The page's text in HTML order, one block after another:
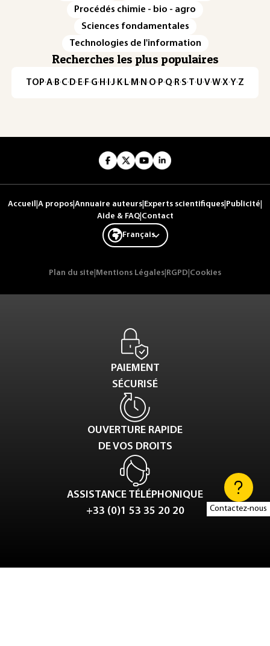
Contactez-nous
Procédés chimie - bio - agro
Sciences fondamentales
Technologies de l'information
Recherches les plus populaires
TOP·A·B·C· D· E· F·G· H · ·J· K· L· M · N ·O· P·Q· R·S·T·U·V·W·X·Y·Z
Accueil A propos Annuaire auteurs Experts scientifiques Publicité
Aide & FAQ| Contact
Français
Plan du site Mentions Légales RGPD Cookies
PAIEMENT
SÉCURISÉ
OUVERTURE RAPIDE
DE VOS DROITS
ASSISTANCE TÉLÉPHONIQUE
+33 (0)1 53 35 20 20